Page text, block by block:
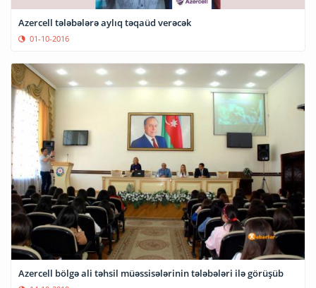
Azercell tələbələrə aylıq təqaüd verəcək
01-10-2016
Azercell bölgə ali təhsil müəssisələrinin tələbələri ilə görüşüb